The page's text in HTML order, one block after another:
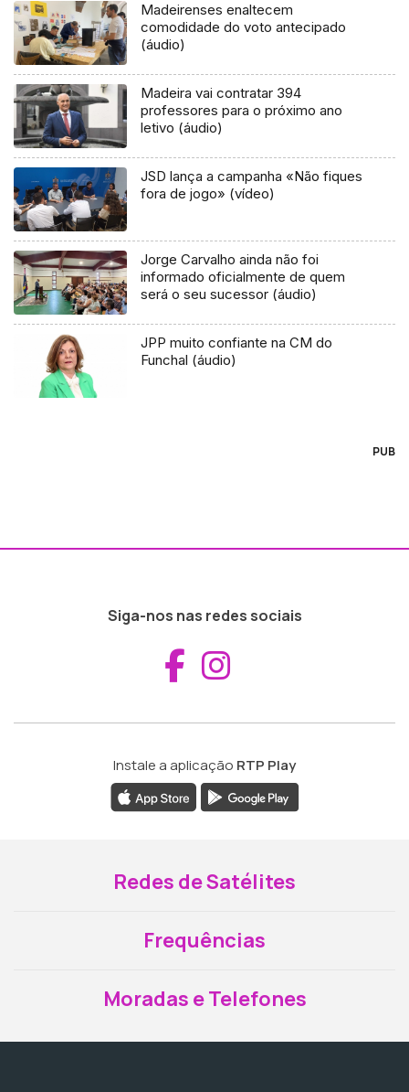
Madeirenses enaltecem
comodidade do voto antecipado
(áudio)
Madeira vai contratar 394
professores para o próximo ano
letivo (áudio)
JSD lança a campanha «Não fiques
fora de jogo» (vídeo)
Jorge Carvalho ainda não foi
informado oficialmente de quem
será o seu sucessor (áudio)
JPP muito confiante na CM do
Funchal (áudio)
PUB
Siga-nos nas redes sociais
Aceder ao
Instale a aplicação RTP Play
Redes de Satélites
Frequências
Moradas e Telefones